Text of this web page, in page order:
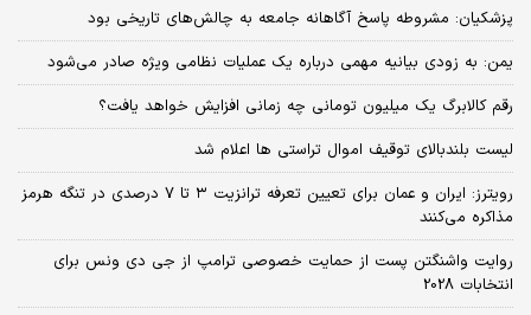
پزشکیان: مشروطه پاسخ آگاهانه جامعه به چالش‌های تاریخی بود
یمن: به زودی بیانیه مهمی درباره یک عملیات نظامی ویژه صادر می‌شود
رقم کالابرگ یک میلیون تومانی چه زمانی افزایش خواهد یافت؟
لیست بلندبالای توقیف اموال تراستی ها اعلام شد
رویترز: ایران و عمان برای تعیین تعرفه ترانزیت ۳ تا ۷ درصدی در تنگه هرمز
مذاکره می‌کنند
روایت واشنگتن پست از حمایت خصوصی ترامپ از جی دی ونس برای
انتخابات 2028